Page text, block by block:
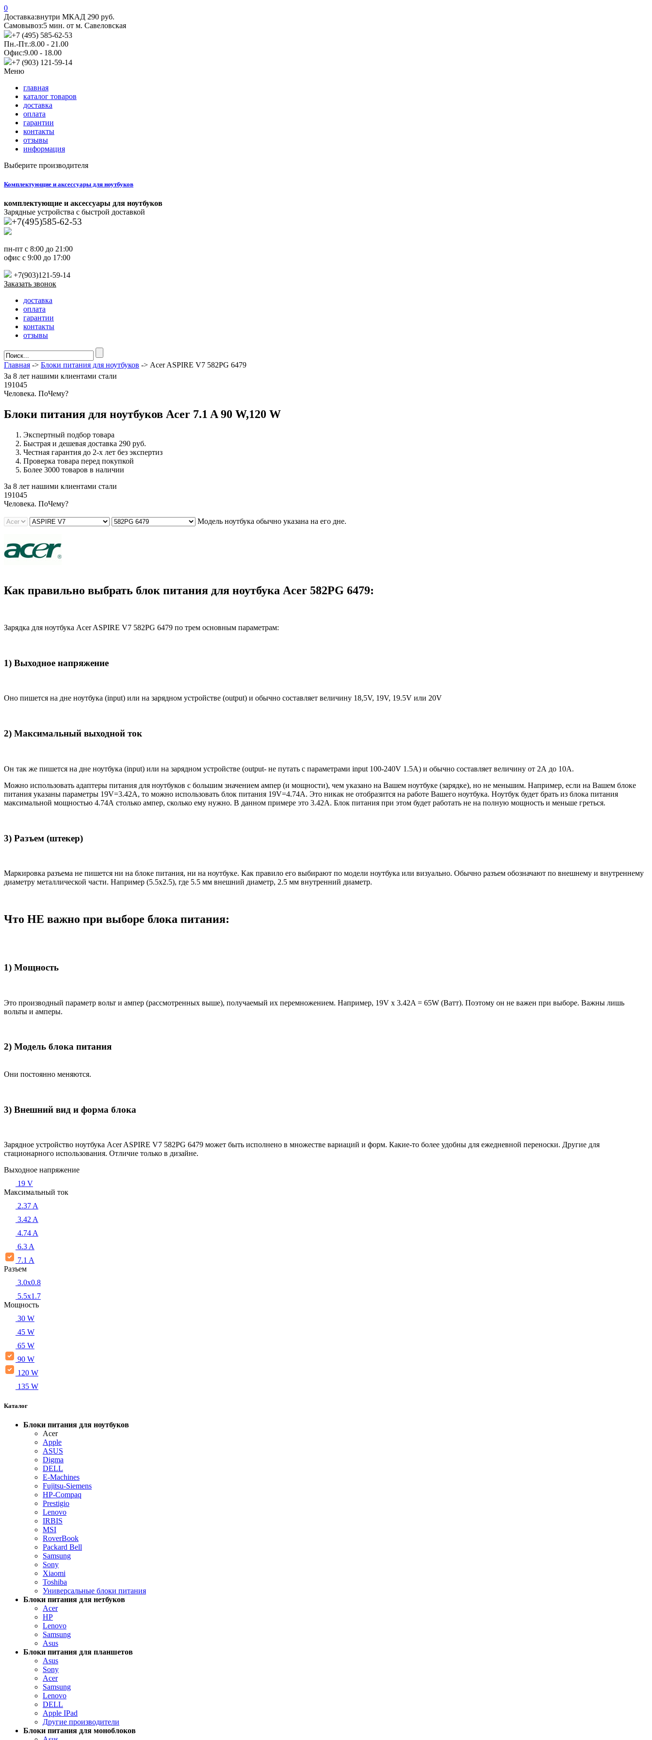
0
Доставка:внутри МКАД 290 руб.
Самовывоз:5 мин. от м. Савеловская
+7 (495) 585-62-53
Пн.-Пт.:8.00 - 21.00
Офис:9.00 - 18.00
+7 (903) 121-59-14
Меню
главная
каталог товаров
доставка
оплата
гарантии
контакты
отзывы
информация
Выберите производителя
Комплектующие и аксессуары для ноутбуков
комплектующие и аксессуары для ноутбуков
Зарядные устройства с быстрой доставкой
+7(495)585-62-53
пн-пт с 8:00 до 21:00
офис с 9:00 до 17:00
+7(903)121-59-14
Заказать звонок
доставка
оплата
гарантии
контакты
отзывы
Главная -> Блоки питания для ноутбуков -> Acer ASPIRE V7 582PG 6479
За 8 лет нашими клиентами стали
191045
Человека. ПоЧему?
Блоки питания для ноутбуков Acer 7.1 A 90 W,120 W
Экспертный подбор товара
Быстрая и дешевая доставка 290 руб.
Честная гарантия до 2-х лет без экспертиз
Проверка товара перед покупкой
Более 3000 товаров в наличии
За 8 лет нашими клиентами стали
191045
Человека. ПоЧему?
Модель ноутбука обычно указана на его дне.
Как правильно выбрать блок питания для ноутбука Acer 582PG 6479:
Зарядка для ноутбука Acer ASPIRE V7 582PG 6479 по трем основным параметрам:
1) Выходное напряжение
Оно пишется на дне ноутбука (input) или на зарядном устройстве (output) и обычно составляет величину 18,5V, 19V, 19.5V или 20V
2) Максимальный выходной ток
Он так же пишется на дне ноутбука (input) или на зарядном устройстве (output- не путать с параметрами input 100-240V 1.5A) и обычно составляет величину от 2А до 10A.
Можно использовать адаптеры питания для ноутбуков с большим значением ампер (и мощности), чем указано на Вашем ноутбуке (зарядке), но не меньшим. Например, если на Вашем блоке
питания указаны параметры 19V=3.42A, то можно использовать блок питания 19V=4.74A. Это никак не отобразится на работе Вашего ноутбука. Ноутбук будет брать из блока питания
максимальной мощностью 4.74А столько ампер, сколько ему нужно. В данном примере это 3.42А. Блок питания при этом будет работать не на полную мощность и меньше греться.
3) Разъем (штекер)
Маркировка разъема не пишется ни на блоке питания, ни на ноутбуке. Как правило его выбирают по модели ноутбука или визуально. Обычно разъем обозначают по внешнему и внутреннему
диаметру металлической части. Например (5.5x2.5), где 5.5 мм внешний диаметр, 2.5 мм внутренний диаметр.
Что НЕ важно при выборе блока питания:
1) Мощность
Это производный параметр вольт и ампер (рассмотренных выше), получаемый их перемножением. Например, 19V x 3.42A = 65W (Ватт). Поэтому он не важен при выборе. Важны лишь
вольты и амперы.
2) Модель блока питания
Они постоянно меняются.
3) Внешний вид и форма блока
Зарядное устройство ноутбука Acer ASPIRE V7 582PG 6479 может быть исполнено в множестве вариаций и форм. Какие-то более удобны для ежедневной переноски. Другие для
стационарного использования. Отличие только в дизайне.
Выходное напряжение
19 V
Максимальный ток
2.37 A
3.42 A
4.74 A
6.3 A
7.1 A
Разъем
3.0x0.8
5.5х1.7
Мощность
30 W
45 W
65 W
90 W
120 W
135 W
Каталог
Блоки питания для ноутбуков
Acer
Apple
ASUS
Digma
DELL
E-Machines
Fujitsu-Siemens
HP-Compaq
Prestigio
Lenovo
IRBIS
MSI
RoverBook
Packard Bell
Samsung
Sony
Xiaomi
Toshiba
Универсальные блоки питания
Блоки питания для нетбуков
Acer
HP
Lenovo
Samsung
Asus
Блоки питания для планшетов
Asus
Sony
Acer
Samsung
Lenovo
DELL
Apple IPad
Другие производители
Блоки питания для моноблоков